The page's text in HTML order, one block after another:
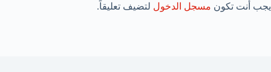
يجب أنت تكون مسجل الدخول لتضيف تعليقاً.